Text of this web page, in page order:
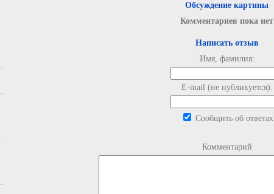
Обсуждение картины
Комментариев пока нет
Написать отзыв
Имя, фамилия:
E-mail (не публикуется):
Сообщить об ответах
Комментарий